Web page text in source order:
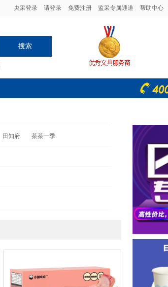
央采登录 请登录 免费注册 监采专属通道 帮助中心
搜索
田知府 茶茶一季